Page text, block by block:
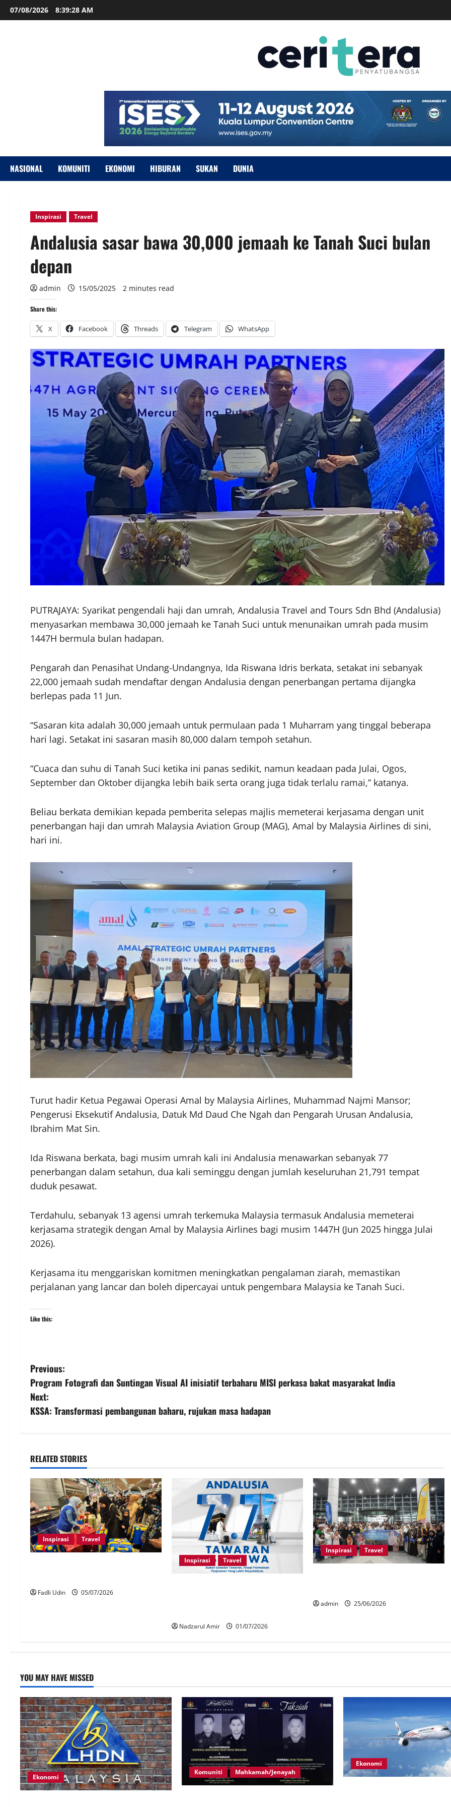
07/08/2026 8:39:29 AM
NASIONAL KOMUNITI EKONOMI HIBURAN SUKAN DUNIA
Inspirasi Travel
Andalusia sasar bawa 30,000 jemaah ke Tanah Suci bulan
depan
admin 15/05/2025 2 minutes read
Share this:
X Facebook Threads Telegram WhatsApp
PUTRAJAYA: Syarikat pengendali haji dan umrah, Andalusia Travel and Tours Sdn Bhd (Andalusia)
menyasarkan membawa 30,000 jemaah ke Tanah Suci untuk menunaikan umrah pada musim
1447H bermula bulan hadapan.
Pengarah dan Penasihat Undang-Undangnya, Ida Riswana Idris berkata, setakat ini sebanyak
22,000 jemaah sudah mendaftar dengan Andalusia dengan penerbangan pertama dijangka
berlepas pada 11 Jun.
“Sasaran kita adalah 30,000 jemaah untuk permulaan pada 1 Muharram yang tinggal beberapa
hari lagi. Setakat ini sasaran masih 80,000 dalam tempoh setahun.
“Cuaca dan suhu di Tanah Suci ketika ini panas sedikit, namun keadaan pada Julai, Ogos,
September dan Oktober dijangka lebih baik serta orang juga tidak terlalu ramai,” katanya.
Beliau berkata demikian kepada pemberita selepas majlis memeterai kerjasama dengan unit
penerbangan haji dan umrah Malaysia Aviation Group (MAG), Amal by Malaysia Airlines di sini,
hari ini.
Turut hadir Ketua Pegawai Operasi Amal by Malaysia Airlines, Muhammad Najmi Mansor;
Pengerusi Eksekutif Andalusia, Datuk Md Daud Che Ngah dan Pengarah Urusan Andalusia,
Ibrahim Mat Sin.
Ida Riswana berkata, bagi musim umrah kali ini Andalusia menawarkan sebanyak 77
penerbangan dalam setahun, dua kali seminggu dengan jumlah keseluruhan 21,791 tempat
duduk pesawat.
Terdahulu, sebanyak 13 agensi umrah terkemuka Malaysia termasuk Andalusia memeterai
kerjasama strategik dengan Amal by Malaysia Airlines bagi musim 1447H (Jun 2025 hingga Julai
2026).
Kerjasama itu menggariskan komitmen meningkatkan pengalaman ziarah, memastikan
perjalanan yang lancar dan boleh dipercayai untuk pengembara Malaysia ke Tanah Suci.
Like this:
Previous:
Program Fotografi dan Suntingan Visual AI inisiatif terbaharu MISI perkasa bakat masyarakat India
Next:
KSSA: Transformasi pembangunan baharu, rujukan masa hadapan
RELATED STORIES
Inspirasi Travel
Fadli Udin 05/07/2026
Inspirasi Travel
Nadzarul Amir 01/07/2026
Inspirasi Travel
admin 25/06/2026
YOU MAY HAVE MISSED
Ekonomi
Komuniti Mahkamah/Jenayah
Ekonomi